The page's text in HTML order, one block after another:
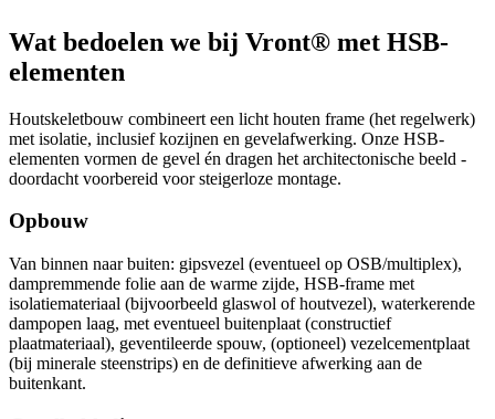
Wat bedoelen we bij Vront® met HSB-
elementen
Houtskeletbouw combineert een licht houten frame (het regelwerk)
met isolatie, inclusief kozijnen en gevelafwerking. Onze HSB-
elementen vormen de gevel én dragen het architectonische beeld -
doordacht voorbereid voor steigerloze montage.
Opbouw
Van binnen naar buiten: gipsvezel (eventueel op OSB/multiplex),
dampremmende folie aan de warme zijde, HSB-frame met
isolatiemateriaal (bijvoorbeeld glaswol of houtvezel), waterkerende
dampopen laag, met eventueel buitenplaat (constructief
plaatmateriaal), geventileerde spouw, (optioneel) vezelcementplaat
(bij minerale steenstrips) en de definitieve afwerking aan de
buitenkant.